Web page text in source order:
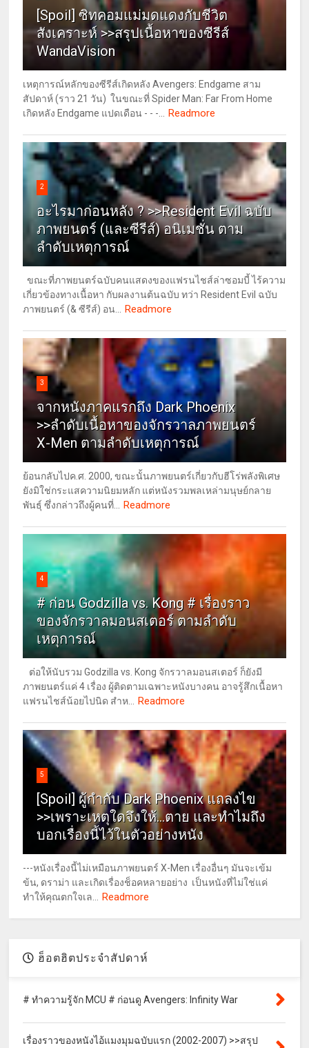
[Spoil] ซิทคอมแม่มดแดงกับชีวิต
สังเคราะห์ >>สรุปเนื้อหาของซีรีส์
WandaVision
เหตุการณ์หลักของซีรีส์เกิดหลัง Avengers: Endgame สาม
สัปดาห์ (ราว 21 วัน) ในขณะที่ Spider Man: Far From Home
เกิดหลัง Endgame แปดเดือน - - -...
Readmore
2
อะไรมาก่อนหลัง ? >>Resident Evil ฉบับ
ภาพยนตร์ (และซีรีส์) อนิเมชั่น ตาม
ลำดับเหตุการณ์
ขณะที่ภาพยนตร์ฉบับคนแสดงของแฟรนไชส์ล่าซอมบี้ ไร้ความ
เกี่ยวข้องทางเนื้อหา กับผลงานต้นฉบับ ทว่า Resident Evil ฉบับ
ภาพยนตร์ (& ซีรีส์) อน...
Readmore
3
จากหนังภาคแรกถึง Dark Phoenix
>>ลำดับเนื้อหาของจักรวาลภาพยนตร์
X-Men ตามลำดับเหตุการณ์
ย้อนกลับไปค.ศ. 2000, ขณะนั้นภาพยนตร์เกี่ยวกับฮีโร่พลังพิเศษ
ยังมิใช่กระแสความนิยมหลัก แต่หนังรวมพลเหล่ามนุษย์กลาย
พันธุ์ ซึ่งกล่าวถึงผู้คนที่...
Readmore
4
# ก่อน Godzilla vs. Kong # เรื่องราว
ของจักรวาลมอนสเตอร์ ตามลำดับ
เหตุการณ์
ต่อให้นับรวม Godzilla vs. Kong จักรวาลมอนสเตอร์ ก็ยังมี
ภาพยนตร์แค่ 4 เรื่อง ผู้ติดตามเฉพาะหนังบางคน อาจรู้สึกเนื้อหา
แฟรนไชส์น้อยไปนิด สำห...
Readmore
5
[Spoil] ผู้กำกับ Dark Phoenix แถลงไข
>>เพราะเหตุใดจึงให้...ตาย และทำไมถึง
บอกเรื่องนี้ไว้ในตัวอย่างหนัง
---หนังเรื่องนี้ไม่เหมือนภาพยนตร์ X-Men เรื่องอื่นๆ มันจะเข้ม
ข้น, ดราม่า และเกิดเรื่องช็อคหลายอย่าง เป็นหนังที่ไม่ใช่แค่
ทำให้คุณตกใจเล...
Readmore
ฮ็อตฮิตประจำสัปดาห์
# ทำความรู้จัก MCU # ก่อนดู Avengers: Infinity War
เรื่องราวของหนังไอ้แมงมุมฉบับแรก (2002-2007) >>สรุป